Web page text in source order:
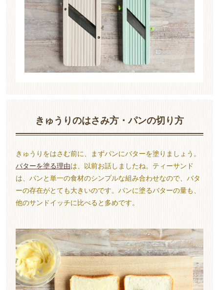
きゅうりのはさみ方・パンの切り方
きゅうりをはさむ前に、まずパンにバターを塗りましょう。
バターを塗る理由は、以前お話しましたね。ティーサンド
は、パンと単一の食材のシンプルな組み合わせなので、バタ
ーの存在がとても大きいのです。パンに塗るバターの量も、
他のサンドイッチに比べると多めです。